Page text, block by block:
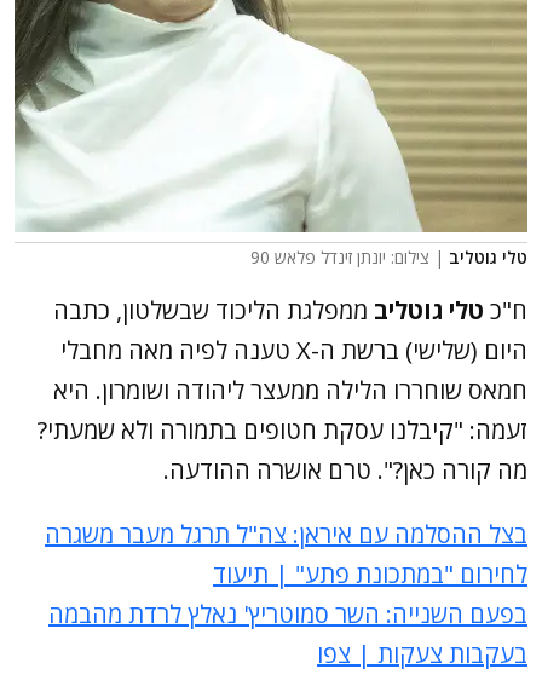
טלי גוטליב | צילום: יונתן זינדל פלאש 90
ח"כ טלי גוטליב ממפלגת הליכוד שבשלטון, כתבה
היום (שלישי) ברשת ה-X טענה לפיה מאה מחבלי
חמאס שוחררו הלילה ממעצר ליהודה ושומרון. היא
זעמה: "קיבלנו עסקת חטופים בתמורה ולא שמעתי?
מה קורה כאן?". טרם אושרה ההודעה.
בצל ההסלמה עם איראן: צה"ל תרגל מעבר משגרה
לחירום "במתכונת פתע" | תיעוד
בפעם השנייה: השר סמוטריץ' נאלץ לרדת מהבמה
בעקבות צעקות | צפו